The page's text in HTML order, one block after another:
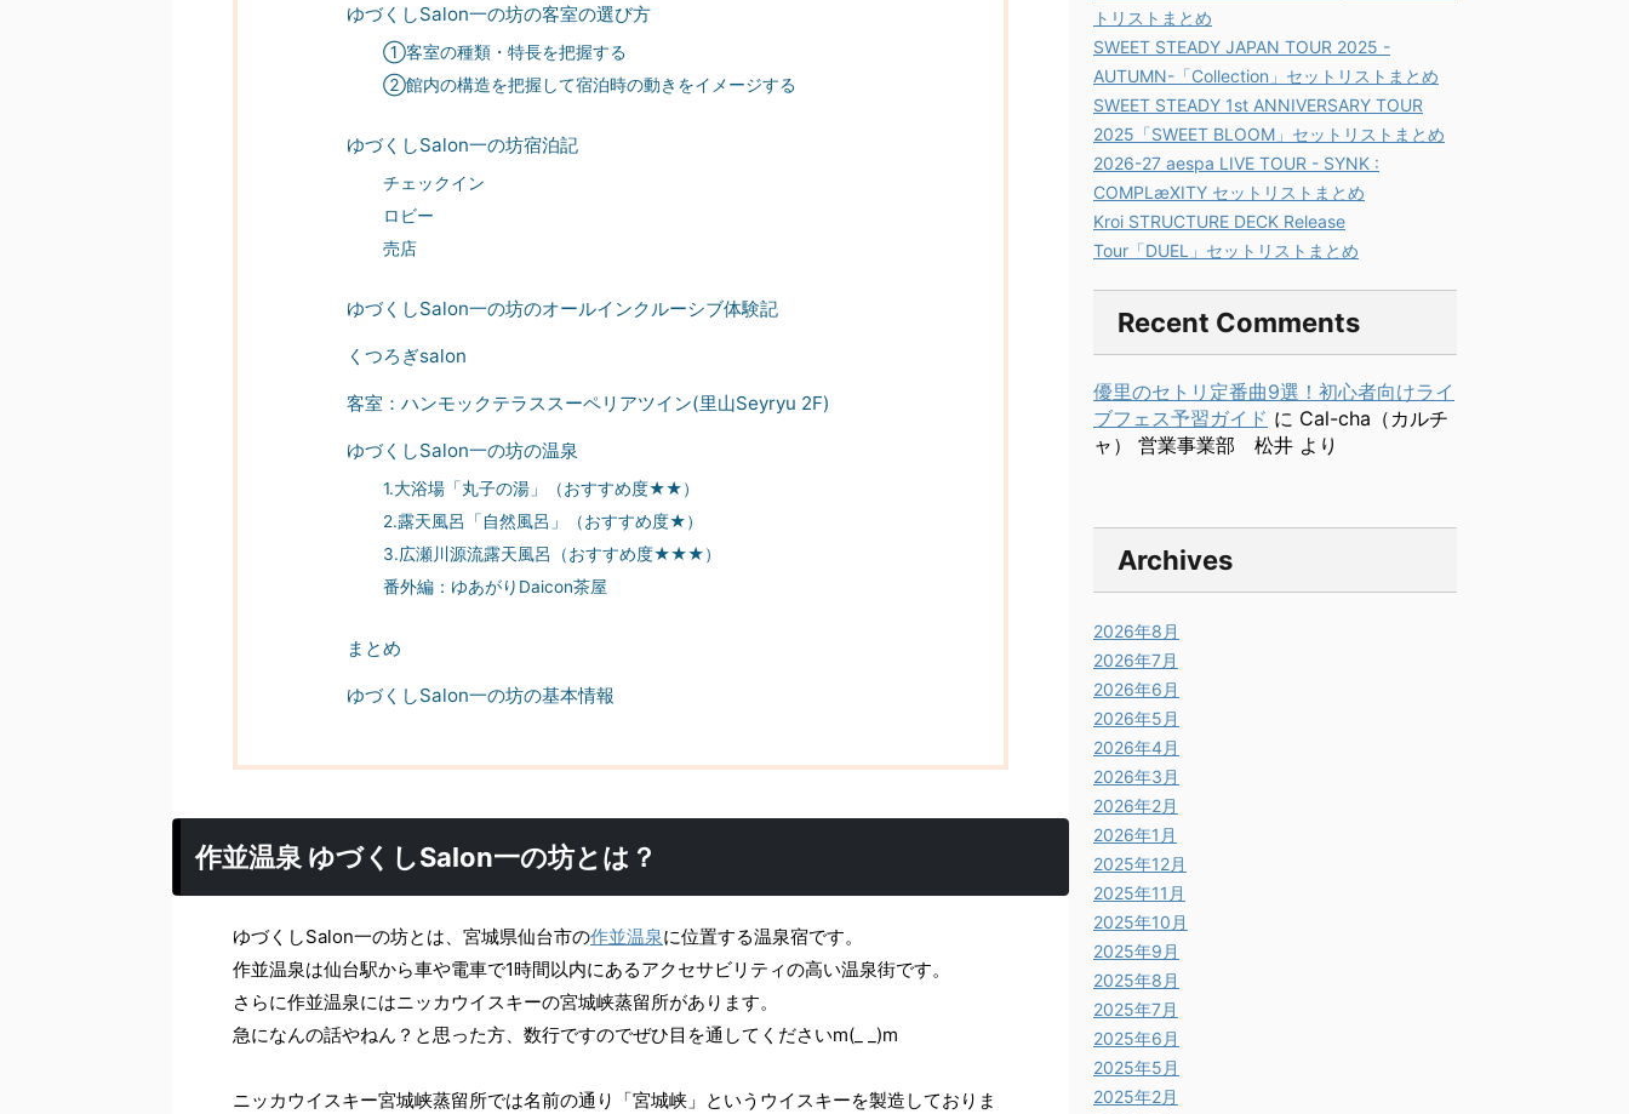
ゆづくしSalon一の坊の客室の選び方
①客室の種類・特長を把握する
②館内の構造を把握して宿泊時の動きをイメージする
ゆづくしSalon一の坊宿泊記
チェックイン
ロビー
売店
ゆづくしSalon一の坊のオールインクルーシブ体験記
くつろぎsalon
客室：ハンモックテラススーペリアツイン(里山Seyryu 2F)
ゆづくしSalon一の坊の温泉
1.大浴場「丸子の湯」（おすすめ度★★）
2.露天風呂「自然風呂」（おすすめ度★）
3.広瀬川源流露天風呂（おすすめ度★★★）
番外編：ゆあがりDaicon茶屋
まとめ
ゆづくしSalon一の坊の基本情報
作並温泉 ゆづくしSalon一の坊とは？
ゆづくしSalon一の坊とは、宮城県仙台市の作並温泉に位置する温泉宿です。
作並温泉は仙台駅から車や電車で1時間以内にあるアクセサビリティの高い温泉街です。
さらに作並温泉にはニッカウイスキーの宮城峡蒸留所があります。
急になんの話やねん？と思った方、数行ですのでぜひ目を通してくださいm(_ _)m
ニッカウイスキー宮城峡蒸留所では名前の通り「宮城峡」というウイスキーを製造しておりま
トリストまとめ
SWEET STEADY JAPAN TOUR 2025 -
AUTUMN-「Collection」セットリストまとめ
SWEET STEADY 1st ANNIVERSARY TOUR
2025「SWEET BLOOM」セットリストまとめ
2026-27 aespa LIVE TOUR - SYNK :
COMPLæXITY セットリストまとめ
Kroi STRUCTURE DECK Release
Tour「DUEL」セットリストまとめ
Recent Comments
優里のセトリ定番曲9選！初心者向けライ
ブフェス予習ガイド に Cal-cha（カルチ
ャ） 営業事業部 松井 より
Archives
2026年8月
2026年7月
2026年6月
2026年5月
2026年4月
2026年3月
2026年2月
2026年1月
2025年12月
2025年11月
2025年10月
2025年9月
2025年8月
2025年7月
2025年6月
2025年5月
2025年2月